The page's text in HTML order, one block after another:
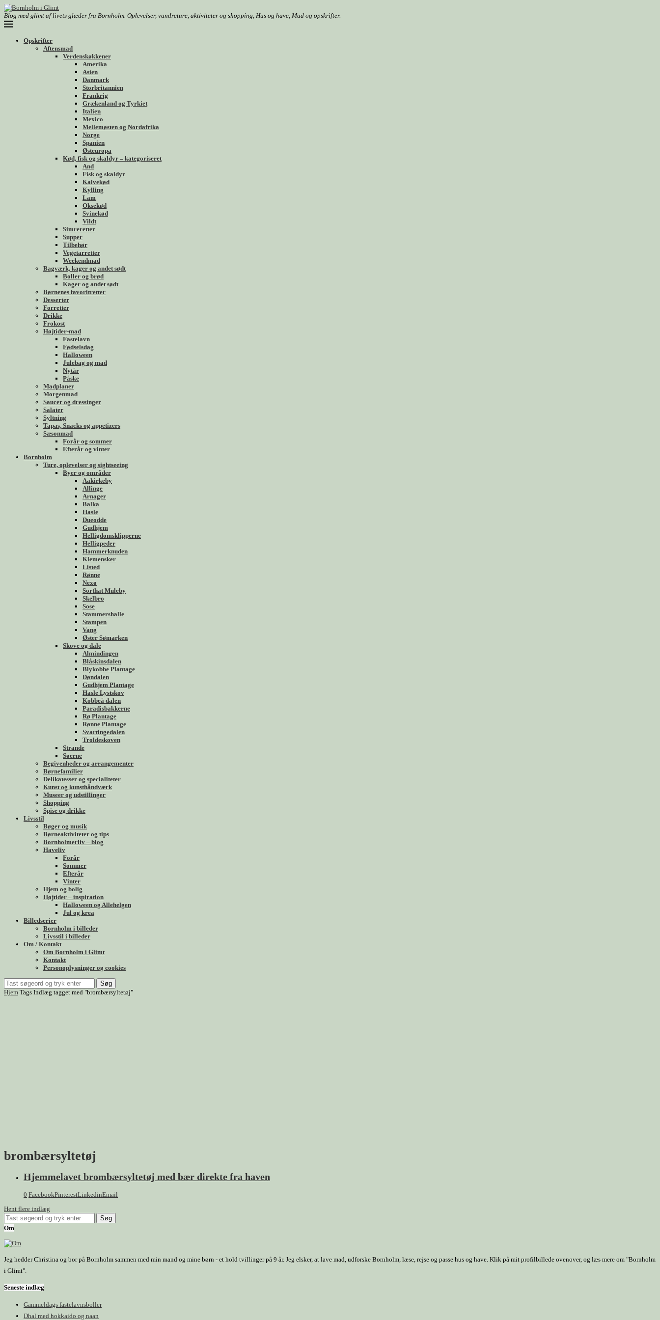
Blog med glimt af livets glæder fra Bornholm. Oplevelser, vandreture, aktiviteter og shopping, Hus og have, Mad og opskrifter.
Opskrifter
Aftensmad
Verdenskøkkener
Amerika
Asien
Danmark
Storbritannien
Frankrig
Grækenland og Tyrkiet
Italien
Mexico
Mellemøsten og Nordafrika
Norge
Spanien
Østeuropa
Kød, fisk og skaldyr – kategoriseret
And
Fisk og skaldyr
Kalvekød
Kylling
Lam
Oksekød
Svinekød
Vildt
Simreretter
Supper
Tilbehør
Vegetarretter
Weekendmad
Bagværk, kager og andet sødt
Boller og brød
Kager og andet sødt
Børnenes favoritretter
Desserter
Forretter
Drikke
Frokost
Højtider-mad
Fastelavn
Fødselsdag
Halloween
Julebag og mad
Nytår
Påske
Madplaner
Morgenmad
Saucer og dressinger
Salater
Syltning
Tapas, Snacks og appetizers
Sæsonmad
Forår og sommer
Efterår og vinter
Bornholm
Ture, oplevelser og sightseeing
Byer og områder
Aakirkeby
Allinge
Arnager
Balka
Hasle
Dueodde
Gudhjem
Helligdomsklipperne
Helligpeder
Hammerknuden
Klemensker
Listed
Rønne
Nexø
Sorthat Muleby
Skelbro
Sose
Stammershalle
Stampen
Vang
Øster Sømarken
Skove og dale
Almindingen
Blåskinsdalen
Blykobbe Plantage
Døndalen
Gudhjem Plantage
Hasle Lystskov
Kobbeå dalen
Paradisbakkerne
Rø Plantage
Rønne Plantage
Svartingedalen
Troldeskoven
Strande
Søerne
Begivenheder og arrangementer
Børnefamilier
Delikatesser og specialiteter
Kunst og kunsthåndværk
Museer og udstillinger
Shopping
Spise og drikke
Livsstil
Bøger og musik
Børneaktiviteter og tips
Bornholmerliv – blog
Haveliv
Forår
Sommer
Efterår
Vinter
Hjem og bolig
Højtider – inspiration
Halloween og Allehelgen
Jul og krea
Billedserier
Bornholm i billeder
Livsstil i billeder
Om / Kontakt
Om Bornholm i Glimt
Kontakt
Personoplysninger og cookies
Søg
Hjem Tags Indlæg tagget med "brombærsyltetøj"
brombærsyltetøj
Hjemmelavet brombærsyltetøj med bær direkte fra haven
0 FacebookPinterestLinkedinEmail
Hent flere indlæg
Om
Jeg hedder Christina og bor på Bornholm sammen med min mand og mine børn - et hold tvillinger på 9 år. Jeg elsker, at lave mad, udforske Bornholm, læse, rejse og passe hus og have. Klik på mit profilbillede ovenover, og læs mere om "Bornholm
i Glimt".
Seneste indlæg
Gammeldags fastelavnsboller
Dhal med hokkaido og naan